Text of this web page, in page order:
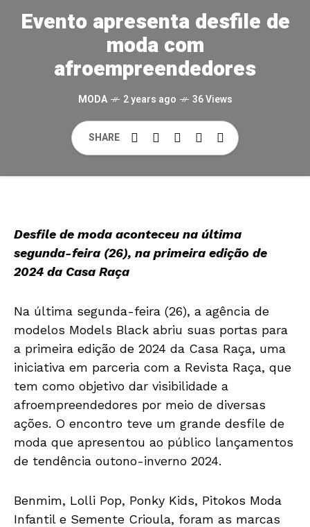
Evento apresenta desfile de
moda com
afroempreendedores
MODA 2 years ago 36 Views
SHARE
Desfile de moda aconteceu na última
segunda-feira (26), na primeira edição de
2024 da Casa Raça
Na última segunda-feira (26), a agência de
modelos Models Black abriu suas portas para
a primeira edição de 2024 da Casa Raça, uma
iniciativa em parceria com a Revista Raça, que
tem como objetivo dar visibilidade a
afroempreendedores por meio de diversas
ações. O encontro teve um grande desfile de
moda que apresentou ao público lançamentos
de tendência outono-inverno 2024.
Benmim, Lolli Pop, Ponky Kids, Pitokos Moda
Infantil e Semente Crioula, foram as marcas